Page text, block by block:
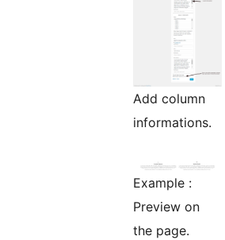
Add column
informations.
Example :
Preview on
the page.